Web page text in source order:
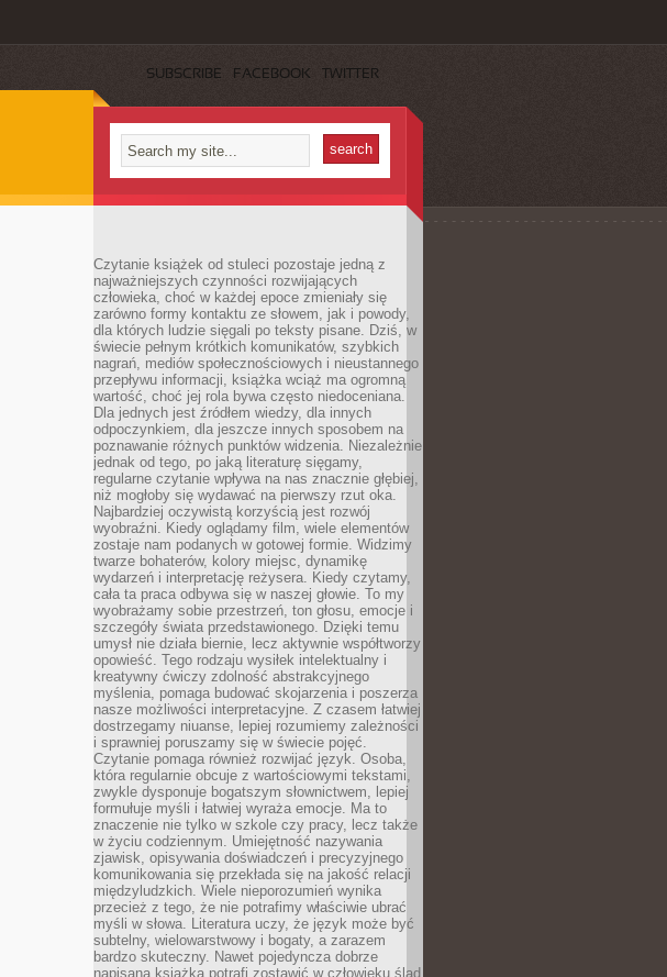
SUBSCRIBE FACEBOOK TWITTER
Czytanie książek od stuleci pozostaje jedną z
najważniejszych czynności rozwijających
człowieka, choć w każdej epoce zmieniały się
zarówno formy kontaktu ze słowem, jak i powody,
dla których ludzie sięgali po teksty pisane. Dziś, w
świecie pełnym krótkich komunikatów, szybkich
nagrań, mediów społecznościowych i nieustannego
przepływu informacji, książka wciąż ma ogromną
wartość, choć jej rola bywa często niedoceniana.
Dla jednych jest źródłem wiedzy, dla innych
odpoczynkiem, dla jeszcze innych sposobem na
poznawanie różnych punktów widzenia. Niezależnie
jednak od tego, po jaką literaturę sięgamy,
regularne czytanie wpływa na nas znacznie głębiej,
niż mogłoby się wydawać na pierwszy rzut oka.
Najbardziej oczywistą korzyścią jest rozwój
wyobraźni. Kiedy oglądamy film, wiele elementów
zostaje nam podanych w gotowej formie. Widzimy
twarze bohaterów, kolory miejsc, dynamikę
wydarzeń i interpretację reżysera. Kiedy czytamy,
cała ta praca odbywa się w naszej głowie. To my
wyobrażamy sobie przestrzeń, ton głosu, emocje i
szczegóły świata przedstawionego. Dzięki temu
umysł nie działa biernie, lecz aktywnie współtworzy
opowieść. Tego rodzaju wysiłek intelektualny i
kreatywny ćwiczy zdolność abstrakcyjnego
myślenia, pomaga budować skojarzenia i poszerza
nasze możliwości interpretacyjne. Z czasem łatwiej
dostrzegamy niuanse, lepiej rozumiemy zależności
i sprawniej poruszamy się w świecie pojęć.
Czytanie pomaga również rozwijać język. Osoba,
która regularnie obcuje z wartościowymi tekstami,
zwykle dysponuje bogatszym słownictwem, lepiej
formułuje myśli i łatwiej wyraża emocje. Ma to
znaczenie nie tylko w szkole czy pracy, lecz także
w życiu codziennym. Umiejętność nazywania
zjawisk, opisywania doświadczeń i precyzyjnego
komunikowania się przekłada się na jakość relacji
międzyludzkich. Wiele nieporozumień wynika
przecież z tego, że nie potrafimy właściwie ubrać
myśli w słowa. Literatura uczy, że język może być
subtelny, wielowarstwowy i bogaty, a zarazem
bardzo skuteczny. Nawet pojedyncza dobrze
napisana książka potrafi zostawić w człowieku ślad